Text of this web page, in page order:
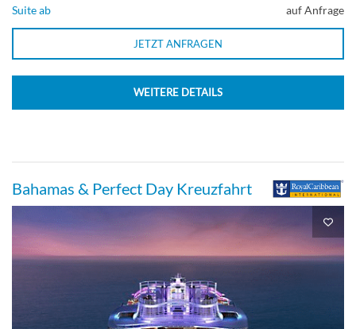
Suite ab
auf Anfrage
JETZT ANFRAGEN
WEITERE DETAILS
Bahamas & Perfect Day Kreuzfahrt